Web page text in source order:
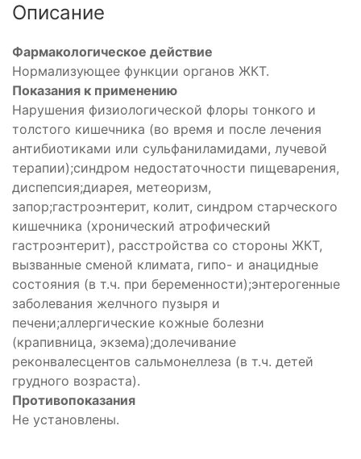
Описание
Фармакологическое действие
Нормализующее функции органов ЖКТ.
Показания к применению
Нарушения физиологической флоры тонкого и
толстого кишечника (во время и после лечения
антибиотиками или сульфаниламидами, лучевой
терапии);синдром недостаточности пищеварения,
диспепсия;диарея, метеоризм,
запор;гастроэнтерит, колит, синдром старческого
кишечника (хронический атрофический
гастроэнтерит), расстройства со стороны ЖКТ,
вызванные сменой климата, гипо- и анацидные
состояния (в т.ч. при беременности);энтерогенные
заболевания желчного пузыря и
печени;аллергические кожные болезни
(крапивница, экзема);долечивание
реконвалесцентов сальмонеллеза (в т.ч. детей
грудного возраста).
Противопоказания
Не установлены.